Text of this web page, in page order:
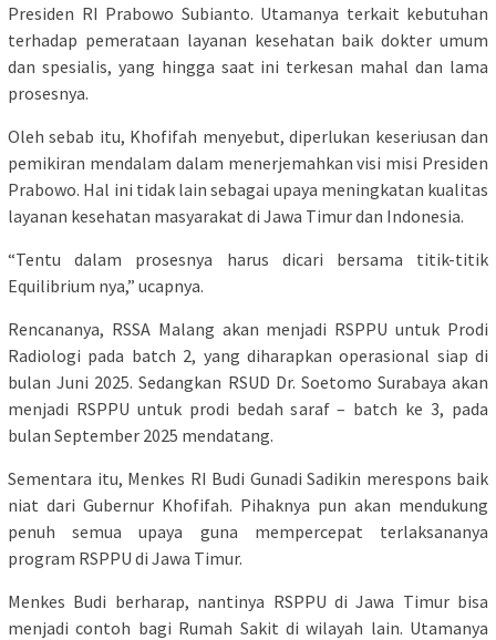
Presiden RI Prabowo Subianto. Utamanya terkait kebutuhan
terhadap pemerataan layanan kesehatan baik dokter umum
dan spesialis, yang hingga saat ini terkesan mahal dan lama
prosesnya.
Oleh sebab itu, Khofifah menyebut, diperlukan keseriusan dan
pemikiran mendalam dalam menerjemahkan visi misi Presiden
Prabowo. Hal ini tidak lain sebagai upaya meningkatan kualitas
layanan kesehatan masyarakat di Jawa Timur dan Indonesia.
“Tentu dalam prosesnya harus dicari bersama titik-titik
Equilibrium nya,” ucapnya.
Rencananya, RSSA Malang akan menjadi RSPPU untuk Prodi
Radiologi pada batch 2, yang diharapkan operasional siap di
bulan Juni 2025. Sedangkan RSUD Dr. Soetomo Surabaya akan
menjadi RSPPU untuk prodi bedah saraf – batch ke 3, pada
bulan September 2025 mendatang.
Sementara itu, Menkes RI Budi Gunadi Sadikin merespons baik
niat dari Gubernur Khofifah. Pihaknya pun akan mendukung
penuh semua upaya guna mempercepat terlaksananya
program RSPPU di Jawa Timur.
Menkes Budi berharap, nantinya RSPPU di Jawa Timur bisa
menjadi contoh bagi Rumah Sakit di wilayah lain. Utamanya